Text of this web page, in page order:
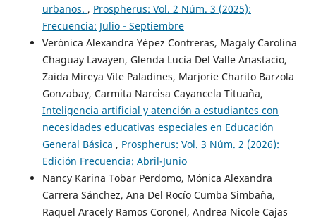
urbanos. , Prospherus: Vol. 2 Núm. 3 (2025):
Frecuencia: Julio - Septiembre
Verónica Alexandra Yépez Contreras, Magaly Carolina
Chaguay Lavayen, Glenda Lucía Del Valle Anastacio,
Zaida Mireya Vite Paladines, Marjorie Charito Barzola
Gonzabay, Carmita Narcisa Cayancela Tituaña,
Inteligencia artificial y atención a estudiantes con
necesidades educativas especiales en Educación
General Básica , Prospherus: Vol. 3 Núm. 2 (2026):
Edición Frecuencia: Abril-Junio
Nancy Karina Tobar Perdomo, Mónica Alexandra
Carrera Sánchez, Ana Del Rocío Cumba Simbaña,
Raquel Aracely Ramos Coronel, Andrea Nicole Cajas